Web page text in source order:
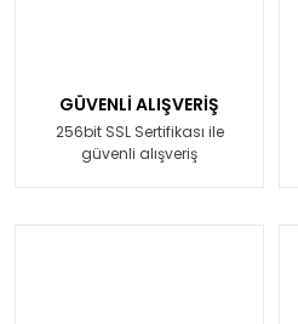
GÜVENLİ ALIŞVERİŞ
256bit SSL Sertifikası ile
güvenli alışveriş